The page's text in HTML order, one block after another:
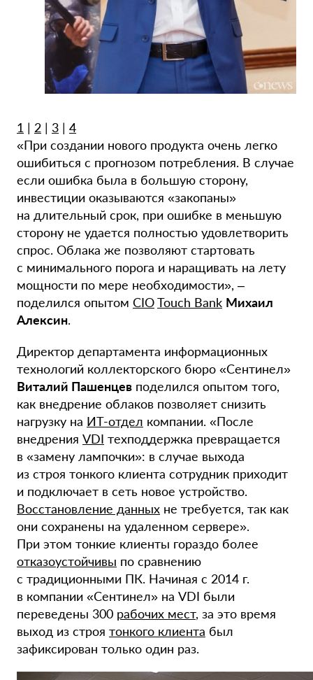
1 | 2 | 3 | 4
«При создании нового продукта очень легко
ошибиться с прогнозом потребления. В случае
если ошибка была в большую сторону,
инвестиции оказываются «закопаны»
на длительный срок, при ошибке в меньшую
сторону не удается полностью удовлетворить
спрос. Облака же позволяют стартовать
с минимального порога и наращивать на лету
мощности по мере необходимости», –
поделился опытом CIOTouch Bank Михаил
Алексин.
Директор департамента информационных
технологий коллекторского бюро «Сентинел»
Виталий Пашенцев поделился опытом того,
как внедрение облаков позволяет снизить
нагрузку на ИТ-отдел компании. «После
внедрения VDI техподдержка превращается
в «замену лампочки»: в случае выхода
из строя тонкого клиента сотрудник приходит
и подключает в сеть новое устройство.
Восстановление данных не требуется, так как
они сохранены на удаленном сервере».
При этом тонкие клиенты гораздо более
отказоустойчивы по сравнению
с традиционными ПК. Начиная с 2014 г.
в компании «Сентинел» на VDI были
переведены 300 рабочих мест, за это время
выход из строя тонкого клиента был
зафиксирован только один раз.